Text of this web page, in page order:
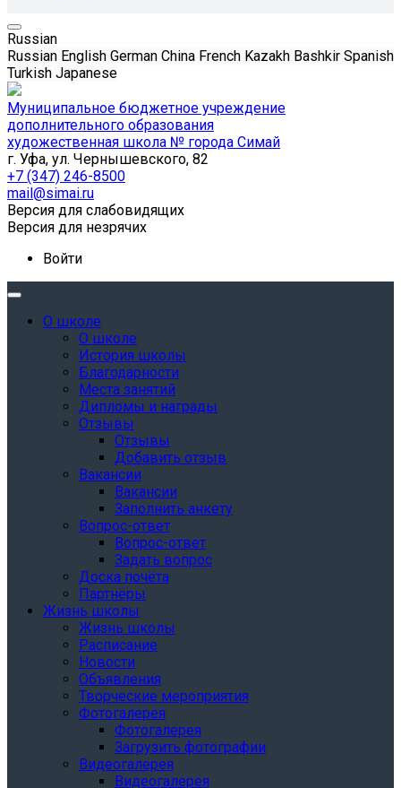
Russian
Russian English German China French Kazakh Bashkir Spanish
Turkish Japanese
Муниципальное бюджетное учреждение
дополнительного образования
художественная школа № города Симай
г. Уфа, ул. Чернышевского, 82
+7 (347) 246-8500
mail@simai.ru
Версия для слабовидящих
Версия для незрячих
Войти
О школе
О школе
История школы
Благодарности
Места занятий
Дипломы и награды
Отзывы
Отзывы
Добавить отзыв
Вакансии
Вакансии
Заполнить анкету
Вопрос-ответ
Вопрос-ответ
Задать вопрос
Доска почёта
Партнёры
Жизнь школы
Жизнь школы
Расписание
Новости
Объявления
Творческие мероприятия
Фотогалерея
Фотогалерея
Загрузить фотографии
Видеогалерея
Видеогалерея